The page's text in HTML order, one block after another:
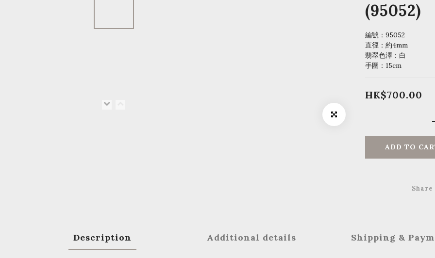
(95052)
編號：95052
直徑：約4mm
翡翠色澤：白
手圍：15cm
HK$700.00
ADD TO
Share
Description Additional details Shipping &